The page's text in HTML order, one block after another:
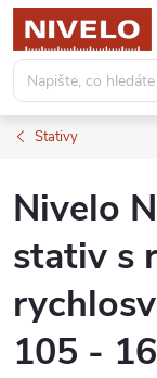
Přejít
obsah
Stativy
Nivelo
stativ s
105 -